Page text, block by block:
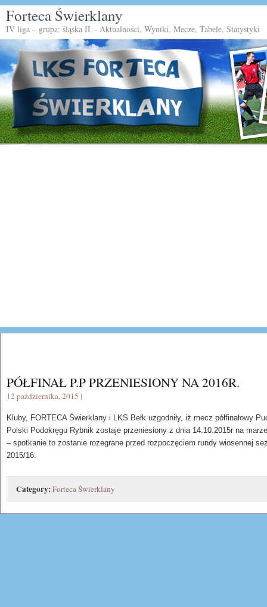
Forteca Świerklany
IV liga – grupa: śląska II – Aktualności, Wyniki, Mecze, Tabele, Statystyki
PÓŁFINAŁ P.P PRZENIESIONY NA 2016R.
12 października, 2015 |
Kluby, FORTECA Świerklany i LKS Bełk uzgodniły, iż mecz półfinałowy
Polski Podokręgu Rybnik zostaje przeniesiony z dnia 14.10.2015r na
– spotkanie to zostanie rozegrane przed rozpoczęciem rundy wiosennej
2015/16.
Category:Forteca Świerklany